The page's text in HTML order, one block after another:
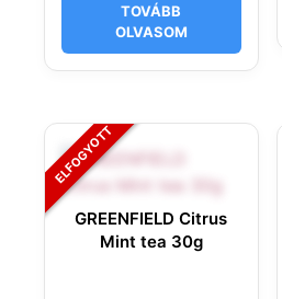
TOVÁBB
OLVASOM
GREENFIELD Citrus
Mint tea 30g